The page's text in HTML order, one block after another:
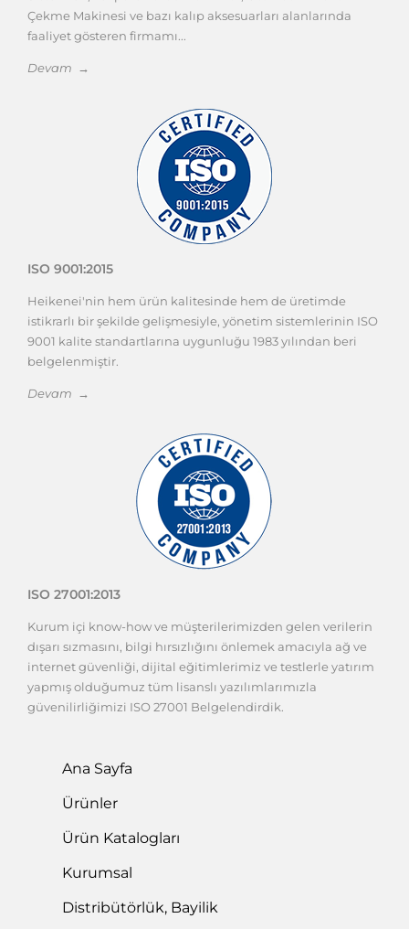
Çekme Makinesi ve bazı kalıp aksesuarları alanlarında
faaliyet gösteren firmamı...
Devam →
ISO 9001:2015
Heikenei'nin hem ürün kalitesinde hem de üretimde
istikrarlı bir şekilde gelişmesiyle, yönetim sistemlerinin ISO
9001 kalite standartlarına uygunluğu 1983 yılından beri
belgelenmiştir.
Devam →
ISO 27001:2013
Kurum içi know-how ve müşterilerimizden gelen verilerin
dışarı sızmasını, bilgi hırsızlığını önlemek amacıyla ağ ve
internet güvenliği, dijital eğitimlerimiz ve testlerle yatırım
yapmış olduğumuz tüm lisanslı yazılımlarımızla
güvenilirliğimizi ISO 27001 Belgelendirdik.
Ana Sayfa
Ürünler
Ürün Katalogları
Kurumsal
Distribütörlük, Bayilik